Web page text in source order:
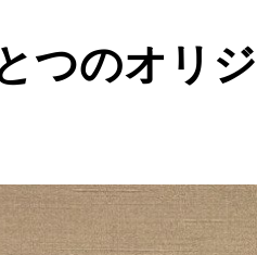
つのオリ